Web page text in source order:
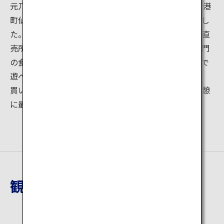
元乃隅神社より車で約30分、金子みすゞゆかりの地「港
町仙崎」に道の駅「センザキッチン」がオープンしまし
た。長門の新鮮な魚介や野菜を購入できる農水産物等直
売所をはじめ、レストラン、バーベキュー小屋等で長門
の食を満喫できます。さらに敷地内には木のおもちゃで
遊べる「長門おもちゃ美術館」も併設されています。
買い物はもちろん、海を見ながらのランチタイムや休憩
に最適です。
観光地詳細